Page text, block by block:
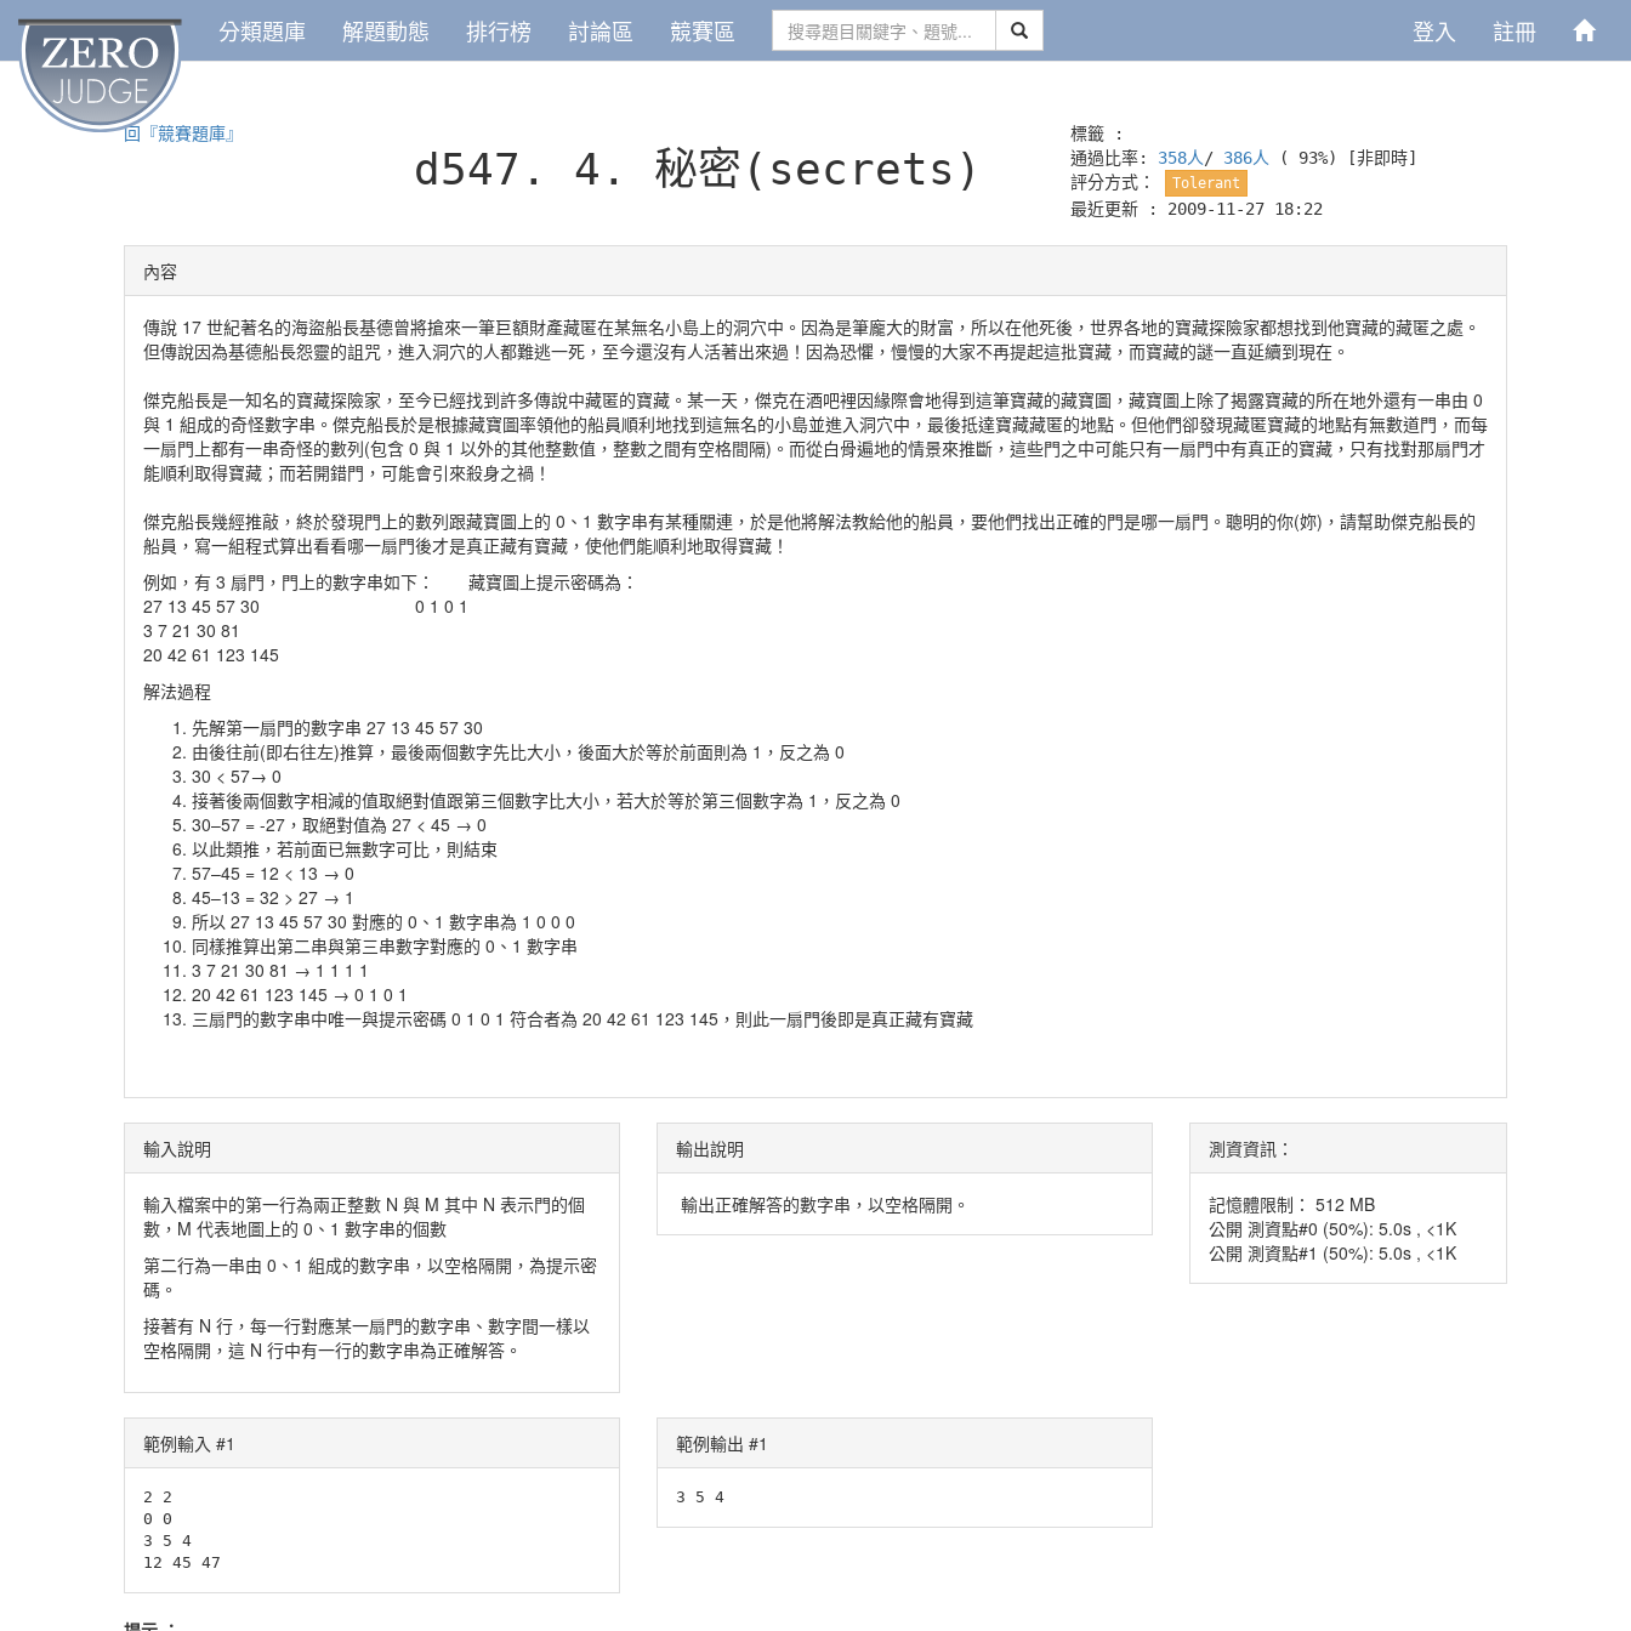
分類題庫 解題動態 排行榜 討論區 競賽區 登入 註冊
回『競賽題庫』
d547. 4. 秘密(secrets)
標籤 :
通過比率: 358人 / 386人 ( 93%)
[非即時]
評分方式：
Tolerant
最近更新 : 2009-11-27 18:22
內容
傳說 17 世紀著名的海盜船長基德曾將搶來一筆巨額財產藏匿在某無名小島上的洞穴中。因為是筆龐大的財富，所以在他死後，世界各地的寶藏探險家都想找到他寶藏的藏匿之處。
但傳說因為基德船長怨靈的詛咒，進入洞穴的人都難逃一死，至今還沒有人活著出來過！因為恐懼，慢慢的大家不再提起這批寶藏，而寶藏的謎一直延續到現在。
傑克船長是一知名的寶藏探險家，至今已經找到許多傳說中藏匿的寶藏。某一天，傑克在酒吧裡因緣際會地得到這筆寶藏的藏寶圖，藏寶圖上除了揭露寶藏的所在地外還有一串由 0
與 1 組成的奇怪數字串。傑克船長於是根據藏寶圖率領他的船員順利地找到這無名的小島並進入洞穴中，最後抵達寶藏藏匿的地點。但他們卻發現藏匿寶藏的地點有無數道門，而每
一扇門上都有一串奇怪的數列(包含 0 與 1 以外的其他整數值，整數之間有空格間隔)。而從白骨遍地的情景來推斷，這些門之中可能只有一扇門中有真正的寶藏，只有找對那扇門才
能順利取得寶藏；而若開錯門，可能會引來殺身之禍！
傑克船長幾經推敲，終於發現門上的數列跟藏寶圖上的 0、1 數字串有某種關連，於是他將解法教給他的船員，要他們找出正確的門是哪一扇門。聰明的你(妳)，請幫助傑克船長的
船員，寫一組程式算出看看哪一扇門後才是真正藏有寶藏，使他們能順利地取得寶藏！
例如，有 3 扇門，門上的數字串如下： 藏寶圖上提示密碼為：
27 13 45 57 30 0 1 0 1
3 7 21 30 81
20 42 61 123 145
解法過程
先解第一扇門的數字串 27 13 45 57 30
由後往前(即右往左)推算，最後兩個數字先比大小，後面大於等於前面則為 1，反之為 0
30 < 57→ 0
接著後兩個數字相減的值取絕對值跟第三個數字比大小，若大於等於第三個數字為 1，反之為 0
30–57 = -27，取絕對值為 27 < 45 → 0
以此類推，若前面已無數字可比，則結束
57–45 = 12 < 13 → 0
45–13 = 32 > 27 → 1
所以 27 13 45 57 30 對應的 0、1 數字串為 1 0 0 0
同樣推算出第二串與第三串數字對應的 0、1 數字串
3 7 21 30 81 → 1 1 1 1
20 42 61 123 145 → 0 1 0 1
三扇門的數字串中唯一與提示密碼 0 1 0 1 符合者為 20 42 61 123 145，則此一扇門後即是真正藏有寶藏
輸入說明
輸入檔案中的第一行為兩正整數 N 與 M 其中 N 表示門的個
數，M 代表地圖上的 0、1 數字串的個數
第二行為一串由 0、1 組成的數字串，以空格隔開，為提示密
碼。
接著有 N 行，每一行對應某一扇門的數字串、數字間一樣以
空格隔開，這 N 行中有一行的數字串為正確解答。
輸出說明
輸出正確解答的數字串，以空格隔開。
範例輸入 #1
2 2
0 0
3 5 4
範例輸出 #1
3 5 4
測資資訊：
記憶體限制： 512 MB
公開 測資點#0 (50%): 5.0s , <1K
公開 測資點#1 (50%): 5.0s , <1K